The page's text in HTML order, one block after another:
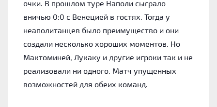
очки. В прошлом туре Наполи сыграло
вничью 0:0 с Венецией в гостях. Тогда у
неаполитанцев было преимущество и они
создали несколько хороших моментов. Но
Мактоминей, Лукаку и другие игроки так и не
реализовали ни одного. Матч упущенных
возможностей для обеих команд.